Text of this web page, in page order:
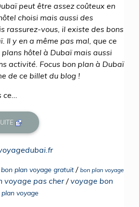
peut être assez coûteux en
choisi mais aussi des
rassurez-vous, il existe des bons
Il y en a même pas mal, que ce
hôtel à Dubaï mais aussi
activité. Focus bon plan à Dubaï
de ce billet du blog !
bon plan voyage gratuit / bon plan voyage
voyage pas cher/voyage bon
voyage